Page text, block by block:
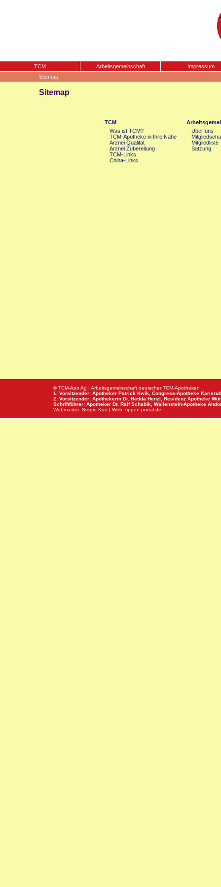
TCM Arbeitsgemeinschaft
Impressum
Sitemap
Sitemap
TCM
Was ist TCM?
TCM-Apotheke in Ihre Nähe
Arznei Qualität
Arznei Zubereitung
TCM-Links
China-Links
Über uns
Mitgliedliste
Satzung
© TCM-Apo Ag | Arbeitsgemeinschaft deutscher TCM-Apotheken
1. Vorsitzender: Apotheker Patrick Kwik, Congress-Apotheke
2. Vorsitzender: Apothekerin Dr. Hedda Henzl, Residenz Apotheke
Schriftführer: Apotheker Dr. Ralf Schabik, Wallenstein-Apotheke
Webmaster: Sergio Kuo | Web: tippen-portal.de